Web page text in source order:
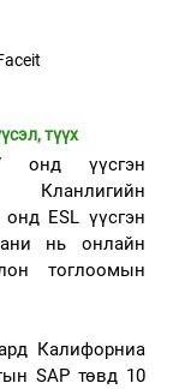
түүх
онд үүсгэн
Кланлигийн
ESL үүсгэн
нь онлайн
тоглоомын
Калифорниа
SAP төвд 10